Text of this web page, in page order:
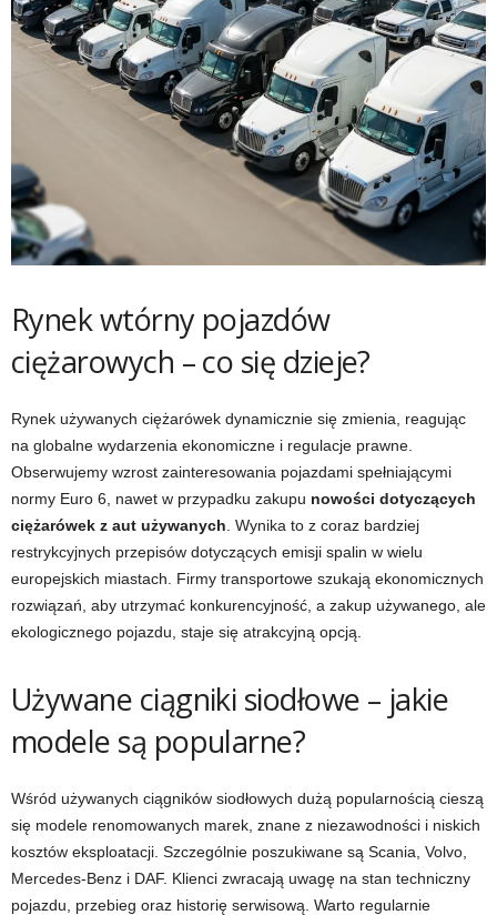
Rynek wtórny pojazdów
ciężarowych – co się dzieje?
Rynek używanych ciężarówek dynamicznie się zmienia, reagując
na globalne wydarzenia ekonomiczne i regulacje prawne.
Obserwujemy wzrost zainteresowania pojazdami spełniającymi
normy Euro 6, nawet w przypadku zakupu nowości dotyczących
ciężarówek z aut używanych . Wynika to z coraz bardziej
restrykcyjnych przepisów dotyczących emisji spalin w wielu
europejskich miastach. Firmy transportowe szukają ekonomicznych
rozwiązań, aby utrzymać konkurencyjność, a zakup używanego, ale
ekologicznego pojazdu, staje się atrakcyjną opcją.
Używane ciągniki siodłowe – jakie
modele są popularne?
Wśród używanych ciągników siodłowych dużą popularnością cieszą
się modele renomowanych marek, znane z niezawodności i niskich
kosztów eksploatacji. Szczególnie poszukiwane są Scania, Volvo,
Mercedes-Benz i DAF. Klienci zwracają uwagę na stan techniczny
pojazdu, przebieg oraz historię serwisową. Warto regularnie